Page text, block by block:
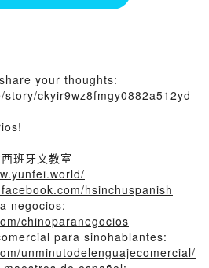
your thoughts:
ckyir9wz8fmgy0882a512yd
班牙文教室
hsinchuspanish
negocios:
chinoparanegocios
para sinohablantes:
unminutodelenguajecomercial/